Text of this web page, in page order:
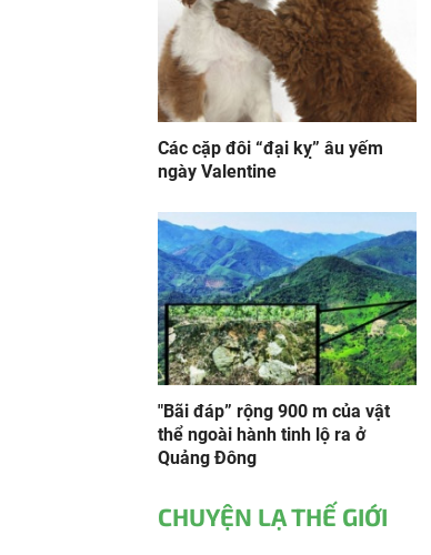
Các cặp đôi “đại kỵ” âu yếm
ngày Valentine
"Bãi đáp” rộng 900 m của vật
thể ngoài hành tinh lộ ra ở
Quảng Đông
CHUYỆN LẠ THẾ GIỚI